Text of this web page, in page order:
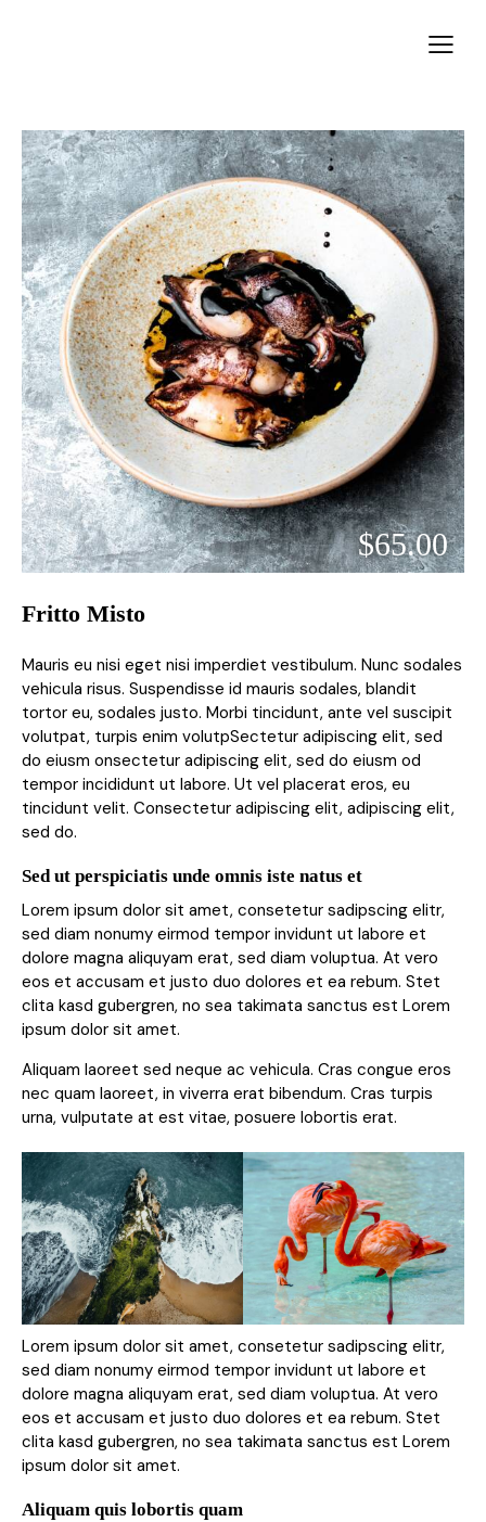
$65.00
Fritto Misto
Mauris eu nisi eget nisi imperdiet vestibulum. Nunc sodales
vehicula risus. Suspendisse id mauris sodales, blandit
tortor eu, sodales justo. Morbi tincidunt, ante vel suscipit
volutpat, turpis enim volutpSectetur adipiscing elit, sed
do eiusm onsectetur adipiscing elit, sed do eiusm od
tempor incididunt ut labore. Ut vel placerat eros, eu
tincidunt velit. Consectetur adipiscing elit, adipiscing elit,
sed do.
Sed ut perspiciatis unde omnis iste natus et
Lorem ipsum dolor sit amet, consetetur sadipscing elitr,
sed diam nonumy eirmod tempor invidunt ut labore et
dolore magna aliquyam erat, sed diam voluptua. At vero
eos et accusam et justo duo dolores et ea rebum. Stet
clita kasd gubergren, no sea takimata sanctus est Lorem
ipsum dolor sit amet.
Aliquam laoreet sed neque ac vehicula. Cras congue eros
nec quam laoreet, in viverra erat bibendum. Cras turpis
urna, vulputate at est vitae, posuere lobortis erat.
Lorem ipsum dolor sit amet, consetetur sadipscing elitr,
sed diam nonumy eirmod tempor invidunt ut labore et
dolore magna aliquyam erat, sed diam voluptua. At vero
eos et accusam et justo duo dolores et ea rebum. Stet
clita kasd gubergren, no sea takimata sanctus est Lorem
ipsum dolor sit amet.
Aliquam quis lobortis quam